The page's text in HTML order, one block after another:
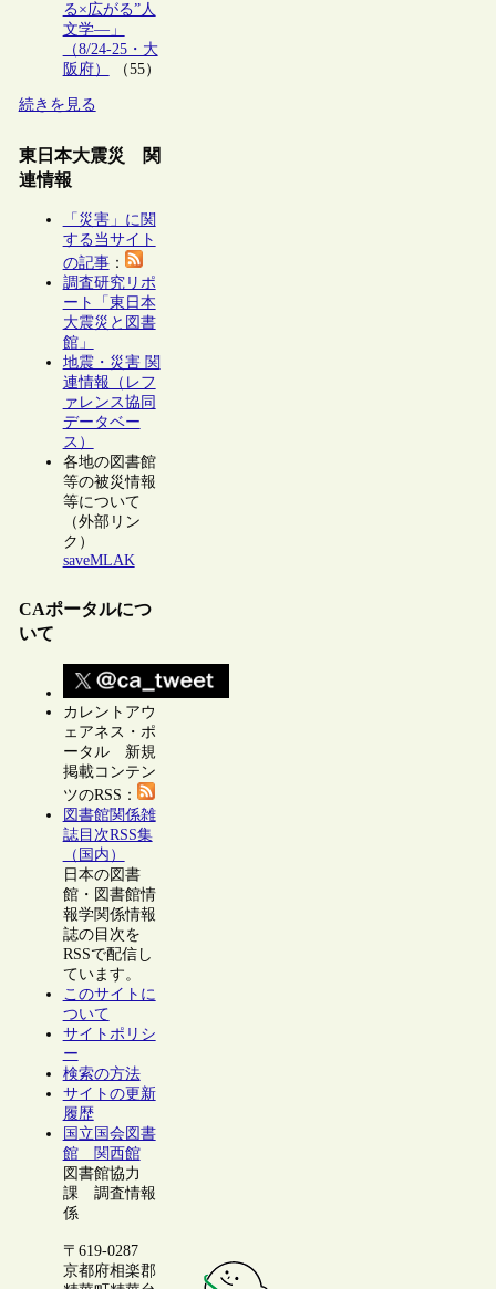
る×広がる”人
文学―」
（8/24-25・大
阪府）
（55）
続きを見る
東日本大震災 関
連情報
「災害」に関
する当サイト
の記事：
調査研究リポ
ート「東日本
大震災と図書
館」
地震・災害 関
連情報（レフ
ァレンス協同
データベー
ス）
各地の図書館
等の被災情報
等について
（外部リン
ク）
saveMLAK
CAポータルにつ
いて
カレントアウ
ェアネス・ポ
ータル 新規
掲載コンテン
ツのRSS：
図書館関係雑
誌目次RSS集
（国内）
日本の図書
館・図書館情
報学関係情報
誌の目次を
RSSで配信し
ています。
このサイトに
ついて
サイトポリシ
ー
検索の方法
サイトの更新
履歴
国立国会図書
館 関西館
図書館協力
課 調査情報
係
〒619-0287
京都府相楽郡